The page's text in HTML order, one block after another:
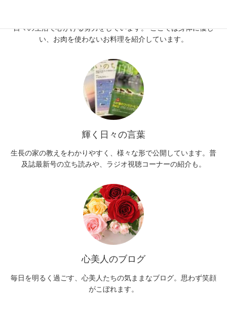
日々の生活で心がける努力をしています。 ここでは身体に優し
い、お肉を使わないお料理を紹介しています。
輝く日々の言葉
生長の家の教えをわかりやすく、様々な形で公開しています。普
及誌最新号の立ち読みや、ラジオ視聴コーナーの紹介も。
心美人のブログ
毎日を明るく過ごす、心美人たちの気ままなブログ。思わず笑顔
がこぼれます。